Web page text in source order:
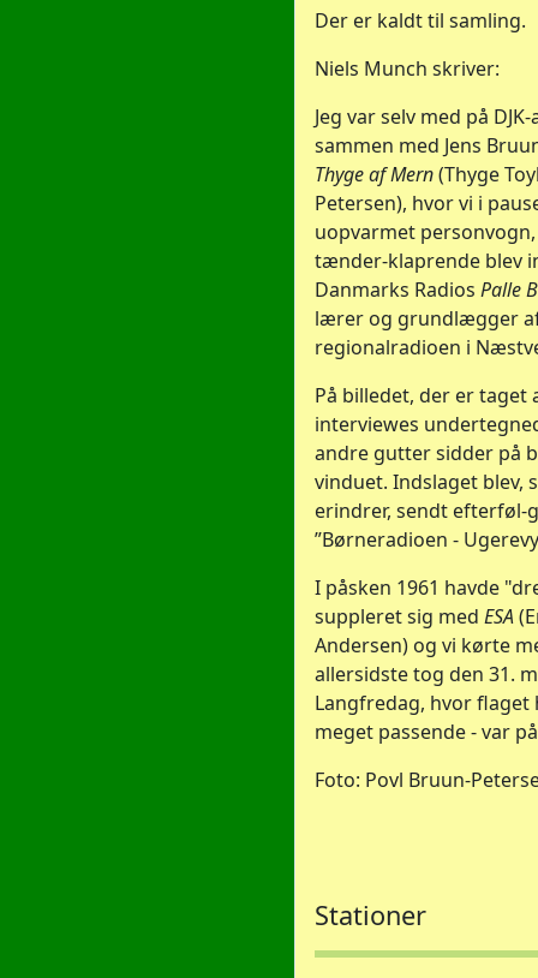
Der er kaldt til samling.
Niels Munch skriver:
Jeg var selv med på
sammen med Jens
Thyge af Mern(Thyge
Petersen), hvor vi i
uopvarmet personvogn,
tænder-klaprende blev
Danmarks Radios Palle
lærer og grundlægger
regionalradioen i
På billedet, der er taget
interviewes
andre gutter sidder på
vinduet. Indslaget blev,
erindrer, sendt efterføl-
”Børneradioen -
I påsken 1961 havde
suppleret sig med ESA
Andersen) og vi kørte
allersidste tog den 31.
Langfredag, hvor flaget
meget passende - var
Foto: Povl Bruun-
Stationer